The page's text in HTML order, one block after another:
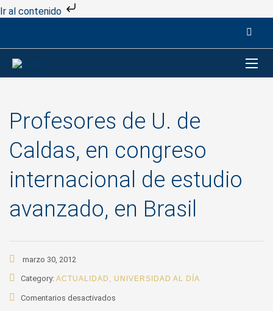
Ir al contenido
Profesores de U. de
Caldas, en congreso
internacional de estudio
avanzado, en Brasil
marzo 30, 2012
Category: ACTUALIDAD , UNIVERSIDAD AL DÍA
Comentarios desactivados